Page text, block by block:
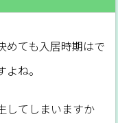
めても入居時期はで
ね。
してしまいますか